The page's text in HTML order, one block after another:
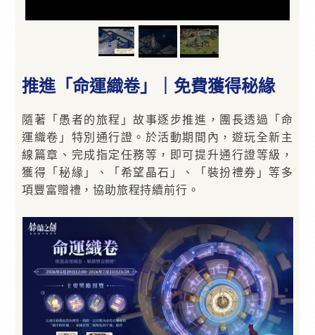
推進「命運織卷」｜免費獲得秘緣
隨著「愚者的旅程」故事逐步推進，團長透過「命
運織卷」特別通行證。於活動期間內，遊玩全新主
線篇章、完成指定任務等，即可提升通行證等級，
獲得「秘緣」、「希望晶石」、「裝扮禮券」等多
項豐富贈禮，協助旅程持續前行。